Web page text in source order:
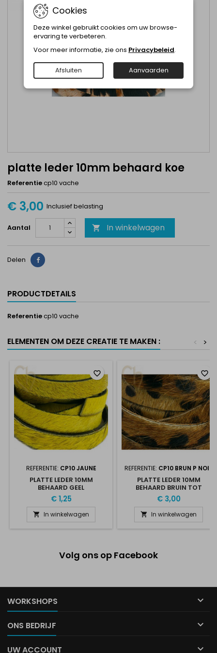
platte leder 10mm behaard koe
Referentiecp10 vache
€ 3,00 Inclusief belasting
Aantal  In winkelwagen
Delen Delen
PRODUCTDETAILS
Referentiecp10 vache
ELEMENTEN OM DEZE CREATIE TE MAKEN : >
<
REFERENTIE: CP10 JAUNE
PLATTE LEDER 10MM
BEHAARD GEEL
€ 1,25
 In winkelwagen
favorite_border
REFERENTIE: CP10 BRUN P NOIR
PLATTE LEDER 10MM
BEHAARD BRUIN TOT
ZWARTE VLEK
€ 3,00
 In winkelwagen
favorite_border
Volg ons op Facebook
WORKSHOPS 
ONS BEDRIJF 
UW ACCOUNT 
Cookies
Deze winkel gebruikt cookies om uw browse-
ervaring te verbeteren.
Voor meer informatie, zie ons Privacybeleid.
Afsluiten Aanvaarden